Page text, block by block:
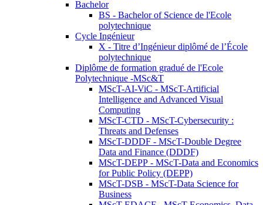
Bachelor
BS - Bachelor of Science de l'Ecole
polytechnique
Cycle Ingénieur
X - Titre d’Ingénieur diplômé de l’École
polytechnique
Diplôme de formation gradué de l'Ecole
Polytechnique -MSc&T
MScT-AI-ViC - MScT-Artificial
Intelligence and Advanced Visual
Computing
MScT-CTD - MScT-Cybersecurity :
Threats and Defenses
MScT-DDDF - MScT-Double Degree
Data and Finance (DDDF)
MScT-DEPP - MScT-Data and Economics
for Public Policy (DEPP)
MScT-DSB - MScT-Data Science for
Business